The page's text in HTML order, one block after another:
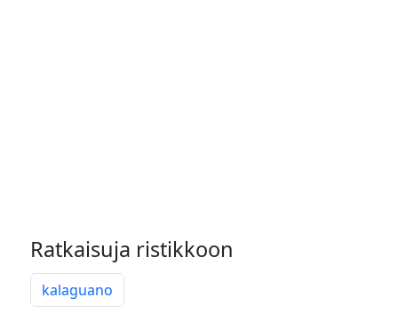
Ratkaisuja ristikkoon
kalaguano